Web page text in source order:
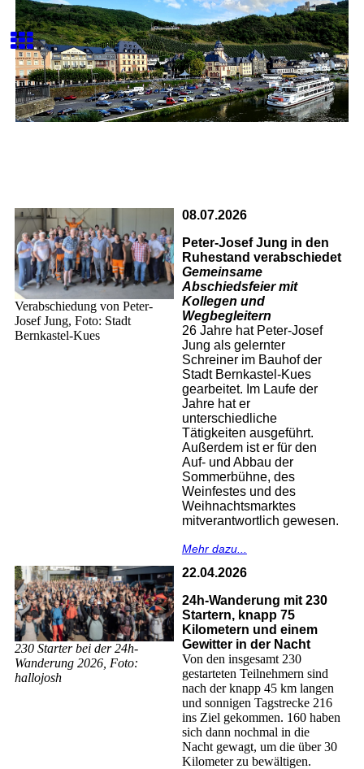
Verabschiedung von Peter-
Josef Jung, Foto: Stadt
Bernkastel-Kues
08.07.2026
Peter-Josef Jung in den
Ruhestand verabschiedet
Gemeinsame
Abschiedsfeier mit
Kollegen und
Wegbegleitern
26 Jahre hat Peter-Josef
Jung als gelernter
Schreiner im Bauhof der
Stadt Bernkastel-Kues
gearbeitet. Im Laufe der
Jahre hat er
unterschiedliche
Tätigkeiten ausgeführt.
Außerdem ist er für den
Auf- und Abbau der
Sommerbühne, des
Weinfestes und des
Weihnachtsmarktes
mitverantwortlich gewesen.
Mehr dazu...
230 Starter bei der 24h-
Wanderung 2026, Foto:
hallojosh
22.04.2026
24h-Wanderung mit 230
Startern, knapp 75
Kilometern und einem
Gewitter in der Nacht
Von den insgesamt 230
gestarteten Teilnehmern sind
nach der knapp 45 km langen
und sonnigen Tagstrecke 216
ins Ziel gekommen. 160 haben
sich dann nochmal in die
Nacht gewagt, um die über 30
Kilometer zu bewältigen.